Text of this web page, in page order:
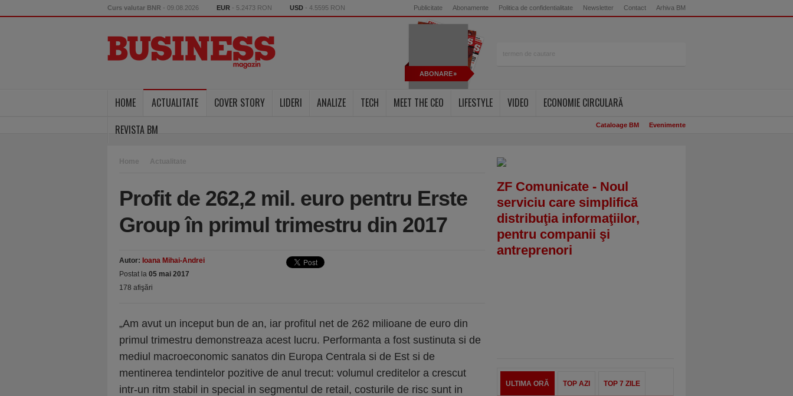
Curs valutar BNR - 09.08.2026 EUR - 5.2473 RON USD - 4.5595 RON Publicitate Abonamente Politica de confidentialitate Newsletter Contact Arhiva BM
ABONARE
HOME ACTUALITATE COVER STORY LIDERI ANALIZE TECH MEET THE CEO LIFESTYLE VIDEO
ECONOMIE CIRCULARĂ
REVISTA BM
Cataloage BM Evenimente
Home Actualitate
Profit de 262,2 mil. euro pentru Erste
Group în primul trimestru din 2017
Autor: Ioana Mihai-Andrei
Postat la 05 mai 2017
178 afişări
„Am avut un inceput bun de an, iar profitul net de 262 milioane de euro din
primul trimestru demonstreaza acest lucru. Performanta a fost sustinuta si de
mediul macroeconomic sanatos din Europa Centrala si de Est si de
mentinerea tendintelor pozitive de anul trecut: volumul creditelor a crescut
intr-un ritm stabil in special in segmentul de retail, costurile de risc sunt in
ZF Comunicate - Noul
serviciu care simplifică
distribuţia informaţiilor,
pentru companii şi
antreprenori
ULTIMA ORĂ TOP AZI TOP 7 ZILE